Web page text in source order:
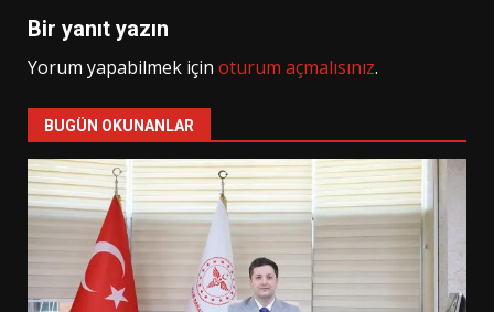
Bir yanıt yazın
Yorum yapabilmek için oturum açmalısınız.
BUGÜN OKUNANLAR